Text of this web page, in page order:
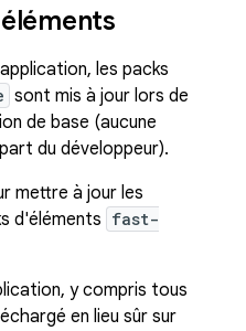
les packs
sont mis à jour lors de
de base (aucune
du développeur).
mettre à jour les
d'éléments fast-
y compris tous
en lieu sûr sur